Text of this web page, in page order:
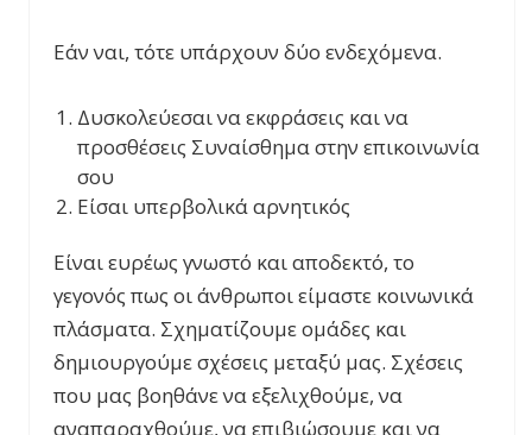
Εάν ναι, τότε υπάρχουν δύο ενδεχόμενα.
Δυσκολεύεσαι να εκφράσεις και να
προσθέσεις Συναίσθημα στην επικοινωνία
σου
Είσαι υπερβολικά αρνητικός
Είναι ευρέως γνωστό και αποδεκτό, το
γεγονός πως οι άνθρωποι είμαστε κοινωνικά
πλάσματα. Σχηματίζουμε ομάδες και
δημιουργούμε σχέσεις μεταξύ μας. Σχέσεις
που μας βοηθάνε να εξελιχθούμε, να
αναπαραχθούμε, να επιβιώσουμε και να